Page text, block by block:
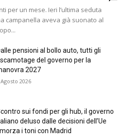
per un mese. Ieri l’ultima seduta
campanella aveva già suonato al
pensioni al bollo auto, tutti gli
del governo per la
2027
2026
sui fondi per gli hub, il governo
deluso dalle decisioni dell’Ue
i toni con Madrid